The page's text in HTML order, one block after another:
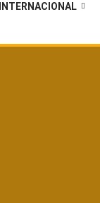
INTERNACIONAL